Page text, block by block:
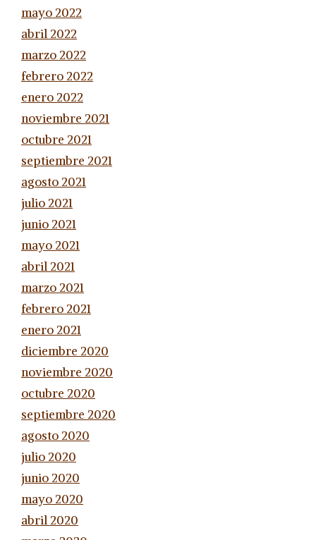
mayo 2022
abril 2022
marzo 2022
febrero 2022
enero 2022
noviembre 2021
octubre 2021
septiembre 2021
agosto 2021
julio 2021
junio 2021
mayo 2021
abril 2021
marzo 2021
febrero 2021
enero 2021
diciembre 2020
noviembre 2020
octubre 2020
septiembre 2020
agosto 2020
julio 2020
junio 2020
mayo 2020
abril 2020